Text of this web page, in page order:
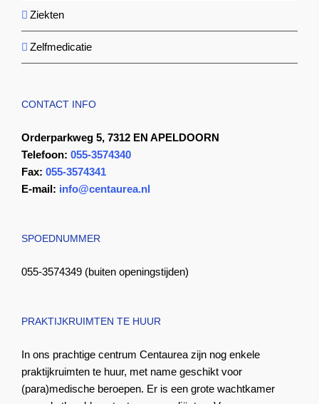
Ziekten
Zelfmedicatie
CONTACT INFO
Orderparkweg 5, 7312 EN APELDOORN
Telefoon: 055-3574340
Fax: 055-3574341
E-mail: info@centaurea.nl
SPOEDNUMMER
055-3574349 (buiten openingstijden)
PRAKTIJKRUIMTEN TE HUUR
In ons prachtige centrum Centaurea zijn nog enkele
praktijkruimten te huur, met name geschikt voor
(para)medische beroepen. Er is een grote wachtkamer